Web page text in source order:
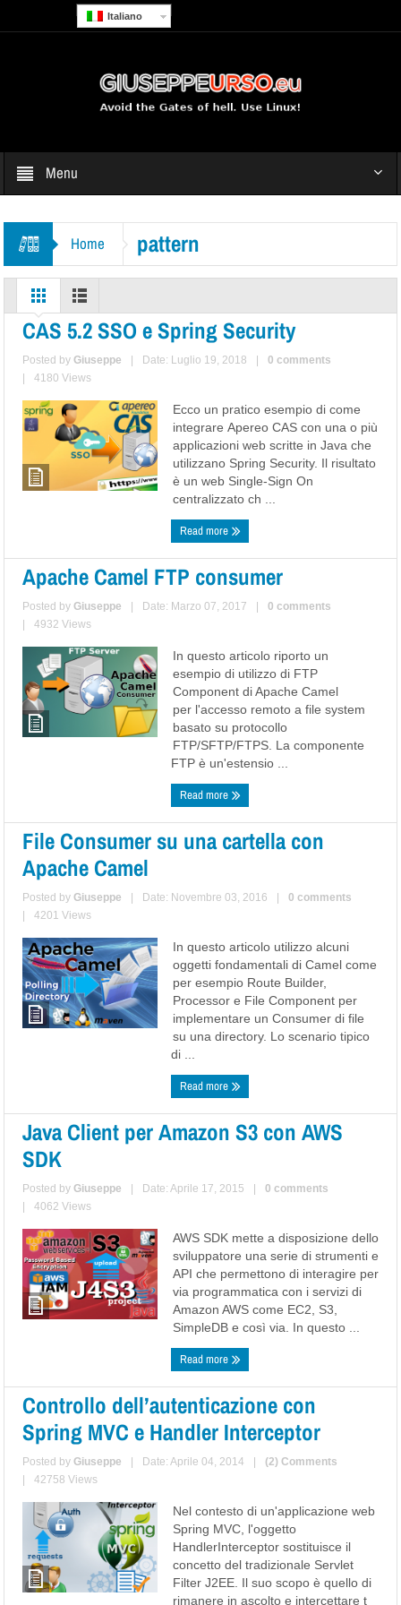
Italiano
Menu
Home pattern
CAS 5.2 SSO e Spring Security
Posted byGiuseppe Date: Luglio 19, 2018
0 comments
4180 Views
Ecco un pratico esempio di come
integrare Apereo CAS con una o più
applicazioni web scritte in Java che
utilizzano Spring Security. Il risultato
è un web Single-Sign On
centralizzato ch ...
Read more
Apache Camel FTP consumer
Posted byGiuseppe Date: Marzo 07, 2017
0 comments
4932 Views
In questo articolo riporto un
esempio di utilizzo di FTP
Component di Apache Camel
per l'accesso remoto a file system
basato su protocollo
FTP/SFTP/FTPS. La componente
FTP è un'estensio ...
Read more
File Consumer su una cartella con
Apache Camel
Posted byGiuseppe Date: Novembre 03, 2016
0 comments
4201 Views
In questo articolo utilizzo alcuni
oggetti fondamentali di Camel come
per esempio Route Builder,
Processor e File Component per
implementare un Consumer di file
su una directory. Lo scenario tipico
di ...
Read more
Java Client per Amazon S3 con AWS
SDK
Posted byGiuseppe Date: Aprile 17, 2015
0 comments
4062 Views
AWS SDK mette a disposizione dello
sviluppatore una serie di strumenti e
API che permettono di interagire per
via programmatica con i servizi di
Amazon AWS come EC2, S3,
SimpleDB e così via. In questo ...
Read more
Controllo dell’autenticazione con
Spring MVC e Handler Interceptor
Posted byGiuseppe Date: Aprile 04, 2014
(2) Comments
42758 Views
Nel contesto di un'applicazione web
Spring MVC, l'oggetto
HandlerInterceptor sostituisce il
concetto del tradizionale Servlet
Filter J2EE. Il suo scopo è quello di
rimanere in ascolto e intercettare t